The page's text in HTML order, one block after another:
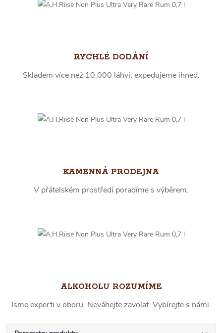
RYCHLÉ DODÁNÍ
Skladem více než 10.000 láhví, expedujeme ihned.
KAMENNÁ PRODEJNA
V přátelském prostředí poradíme s výběrem.
ALKOHOLU ROZUMÍME
Jsme experti v oboru. Neváhejte zavolat. Vybírejte s námi.